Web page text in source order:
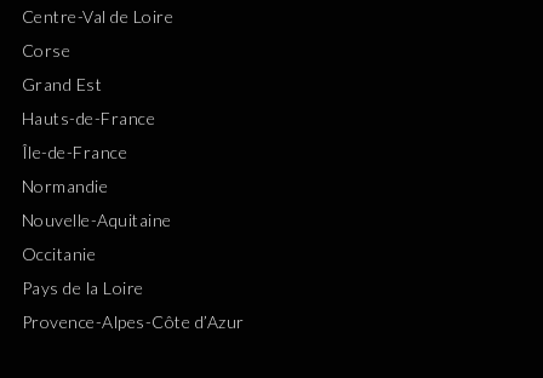
Centre-Val de Loire
Corse
Grand Est
Hauts-de-France
Île-de-France
Normandie
Nouvelle-Aquitaine
Occitanie
Pays de la Loire
Provence-Alpes-Côte d’Azur